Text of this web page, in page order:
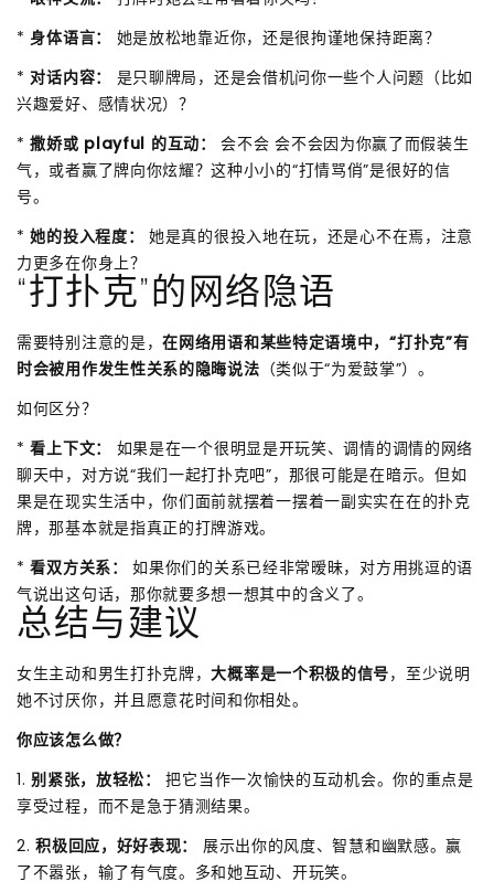
*身体语言：
她是放松地靠近你，还是很拘谨地保持距离？
*对话内容：
是只聊牌局，还是会借机问你一些个人问题（比如
兴趣爱好、感情状况）？
*撒娇或 playful 的互动：
会不会 会不会因为你赢了而假装生
气，或者赢了牌向你炫耀？这种小小的“打情骂俏”是很好的信
号。
*她的投入程度：
她是真的很投入地在玩，还是心不在焉，注意
力更多在你身上？
“打扑克”的网络隐语
需要特别注意的是，在网络用语和某些特定语境中，“打扑克”有
时会被用作发生性关系的隐晦说法 （类似于“为爱鼓掌”）。
如何区分？
*看上下文：
如果是在一个很明显是开玩笑、调情的调情的网络
聊天中，对方说“我们一起打扑克吧”，那很可能是在暗示。但如
果是在现实生活中，你们面前就摆着一摆着一副实实在在的扑克
牌，那基本就是指真正的打牌游戏。
*看双方关系：
如果你们的关系已经非常暧昧，对方用挑逗的语
气说出这句话，那你就要多想一想其中的含义了。
总结与建议
女生主动和男生打扑克牌，大概率是一个积极的信号，至少说明
她不讨厌你，并且愿意花时间和你相处。
你应该怎么做？
1.别紧张，放轻松：
把它当作一次愉快的互动机会。你的重点是
享受过程，而不是急于猜测结果。
2.积极回应，好好表现：
展示出你的风度、智慧和幽默感。赢
了不嚣张，输了有气度。多和她互动、开玩笑。